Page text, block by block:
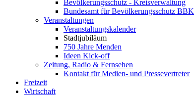
Bevölkerungsschutz - Kreisverwaltung
Bundesamt für Bevölkerungsschutz BBK
Veranstaltungen
Veranstaltungskalender
Stadtjubiläum
750 Jahre Menden
Ideen Kick-off
Zeitung, Radio & Fernsehen
Kontakt für Medien- und Pressevertreter
Freizeit
Wirtschaft